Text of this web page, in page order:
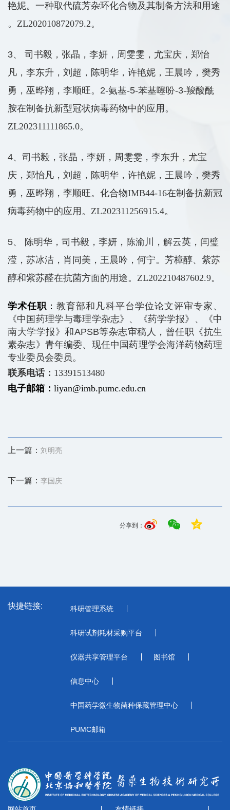
艳妮。一种取代硫芳杂环化合物及其制备方法和用途
。 ZL202010872079.2。
3、 司书毅，张晶，李妍，周雯雯，尤宝庆，郑怡
凡，李东升，刘超，陈明华，许艳妮，王晨吟，樊秀
勇，巫晔翔，李顺旺。2-氨基-5-苯基噻吩-3-羧酸酰
胺在制备抗新型冠状病毒药物中的应用。
ZL202311111865.0。
4、司书毅，张晶，李妍，周雯雯，李东升，尤宝
庆，郑怡凡，刘超，陈明华，许艳妮，王晨吟，樊秀
勇，巫晔翔，李顺旺。化合物IMB44-16在制备抗新冠
病毒药物中的应用。 ZL202311256915.4。
5、 陈明华，司书毅，李妍，陈渝川，解云英，闫璧
滢，苏冰洁，肖同美，王晨吟，何宁。芳樟醇、紫苏
醇和紫苏醛在抗菌方面的用途。 ZL202210487602.9。
学术任职 ：教育部和凡科平台学位论文评审专家、
《中国药理学与毒理学杂志》、《药学学报》、《中
南大学学报》和APSB等杂志审稿人，曾任职《抗生
素杂志》青年编委、现任中国药理学会海洋药物药理
专业委员会委员。
联系电话： 13391513480
电子邮箱： liyan@imb.pumc.edu.cn
上一篇： 刘明亮
下一篇： 李国庆
分享到：
快捷链接: 科研管理系统
科研试剂耗材采购平台
仪器共享管理平台 图书馆
信息中心
中国药学微生物菌种保藏管理中心
PUMC邮箱